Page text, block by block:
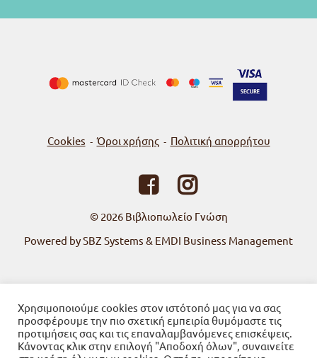
Cookies - Όροι χρήσης - Πολιτική απορρήτου
© 2026 Βιβλιοπωλείο Γνώση
Powered by SBZ Systems & EMDI Business Management
Χρησιμοποιούμε cookies στον ιστότοπό μας για να σας
προσφέρουμε την πιο σχετική εμπειρία θυμόμαστε τις
προτιμήσεις σας και τις επαναλαμβανόμενες επισκέψεις.
Κάνοντας κλικ στην επιλογή "Αποδοχή όλων", συναινείτε